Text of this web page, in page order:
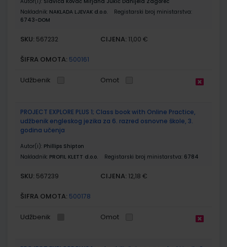
Nakladnik: NAKLADA LJEVAK d.o.o.
Registarski broj ministarstva:
6743-DOM
SKU: 567232 CIJENA: 11,00 €
ŠIFRA OMOTA: 500161
Udžbenik Omot
PROJECT EXPLORE PLUS 1; Class book with Online Practice,
udžbenik engleskog jezika za 6. razred osnovne škole, 3.
godina učenja
Autor(i): Phillips Shipton
Nakladnik: PROFIL KLETT d.o.o. Registarski broj ministarstva: 6784
SKU: 567239 CIJENA: 12,18 €
ŠIFRA OMOTA: 500178
Udžbenik Omot